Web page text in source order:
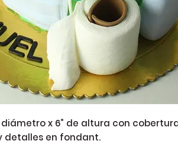
diámetro x 6” de altura con
detalles en fondant.